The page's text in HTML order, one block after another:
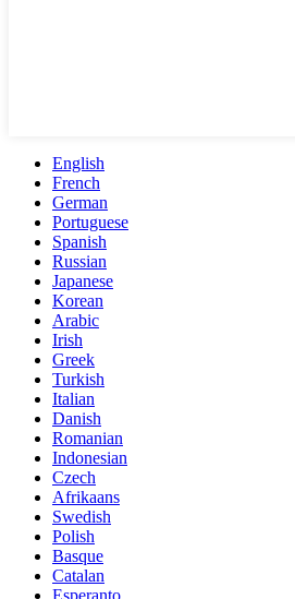
English
French
German
Portuguese
Spanish
Russian
Japanese
Korean
Arabic
Irish
Greek
Turkish
Italian
Danish
Romanian
Indonesian
Czech
Afrikaans
Swedish
Polish
Basque
Catalan
Esperanto